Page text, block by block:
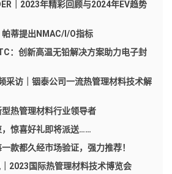
｜2023年精彩回顾与2024年EV趋势
蒂提出NMAC/I/O指标
：创新高温无铅解决方案助力电子封
采访｜铟泰公司一流热管理材料技术解
热管理材料行业领导者
惊喜好礼即将派送……
款都久经市场验证，强力推荐！
2023国际热管理材料技术博览会